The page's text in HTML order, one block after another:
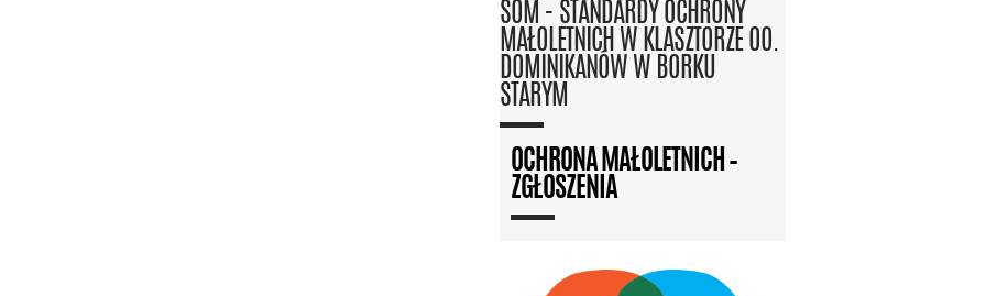
SOM - STANDARDY OCHRONY
MAŁOLETNICH W KLASZTORZE OO.
DOMINIKANÓW W BORKU
STARYM
OCHRONA MAŁOLETNICH –
ZGŁOSZENIA